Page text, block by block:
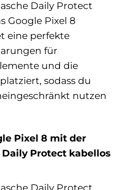
Daily Protect
Google Pixel 8
eine perfekte
für
und die
sodass du
nutzen
Pixel 8 mit der
Protect kabellos